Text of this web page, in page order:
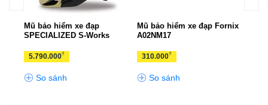
Mũ bảo hiểm xe đạp
SPECIALIZED S-Works
5.790.000₫
So sánh
Mũ bảo hiểm xe đạp Fornix
A02NM17
310.000₫
So sánh